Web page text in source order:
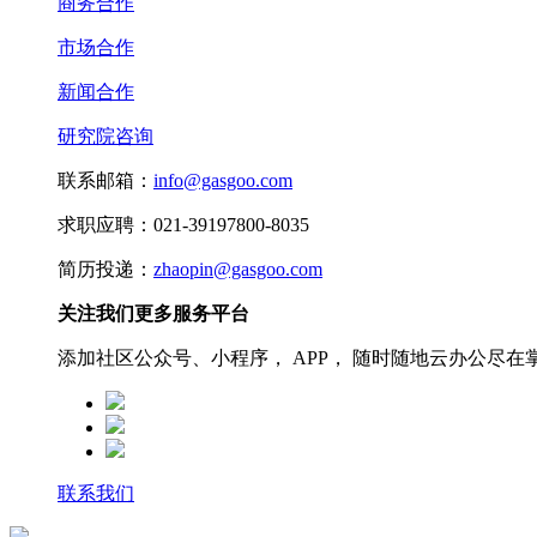
市场合作
新闻合作
研究院咨询
联系邮箱： info@gasgoo.com
求职应聘：021-39197800-8035
简历投递： zhaopin@gasgoo.com
关注我们更多服务平台
添加社区公众号、小程序， APP， 随时随地云办公尽在
联系我们